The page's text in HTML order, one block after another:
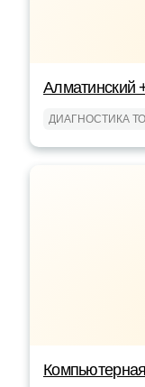
Алматинский
ДИАГНОСТИКА